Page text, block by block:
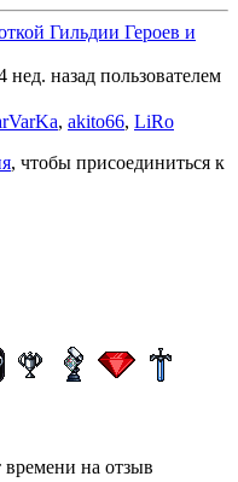
Гильдии Героев и
нед. назад пользователем
, akito66, LiRo
, чтобы присоединиться к
на отзыв